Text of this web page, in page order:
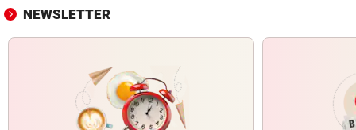
NEWSLETTER